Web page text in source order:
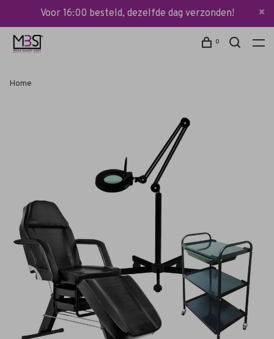
Voor 16:00 besteld, dezelfde dag verzonden!
0
Home